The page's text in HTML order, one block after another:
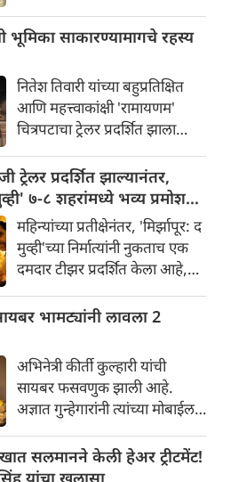
विकी जैनने आपल्या वाढदिवसाच्या
विशेष प्रसंगी 'व्हीजे फ्रेम्स' या
आपल्या नवीन प्रॉडक्शन बॅनरची
अधिकृतपणे घोषणा केली. या नवीन
बॅनरचा पहिला प्रकल्प इतका भव्य
आहे की त्याने चाहत्यांमध्ये आधीच
खळबळ उडवून दिली आहे.
भूमिका साकारण्यामागचे रहस्य
नितेश तिवारी यांच्या बहुप्रतिक्षित
आणि महत्त्वाकांक्षी 'रामायणम'
चित्रपटाचा ट्रेलर प्रदर्शित झाला
चित्रपटसृष्टीत खळबळ उडाली आहे.
चित्रपटातील कलाकार आणि
भव्यतेची मोठ्या प्रमाणावर चर्चा होत
असली तरी, ज्या एका गोष्टीने
सर्वाधिक लक्ष वेधून घेतले आहे
आणि प्रेक्षकांना रोमांचित केले आहे,
ती म्हणजे 'रॉकिंग स्टार' यशने
साकारलेली रावणाची भूमिका.
ट्रेलर प्रदर्शित झाल्यानंतर,
७-८ शहरांमध्ये भव्य प्रमोशन
महिन्यांच्या प्रतीक्षेनंतर, 'मिर्झापूर: द
मुव्ही'च्या निर्मात्यांनी नुकताच एक
दमदार टीझर प्रदर्शित केला आहे,
फ्रँचायझीच्या मोठ्या पडद्यावरील
आहे. पंकज त्रिपाठी, अली फजल
आणि दिव्येंदू शर्मा पुन्हा एकदा
त्यांच्या चाहत्यांच्या आवडत्या भूमिका
साकारत आहे.
भामट्यांनी लावला 2
अभिनेत्री कीर्ती कुल्हारी यांची
सायबर फसवणुक झाली आहे.
अज्ञात गुन्हेगारांनी त्यांच्या मोबाईल
अनधिकृत प्रवेश मिळवून अवघ्या
काही मिनिटांत त्यांची ₹२४३,८५२
खात सलमानने केली हेअर ट्रीटमेंट!
यांचा खुलासा